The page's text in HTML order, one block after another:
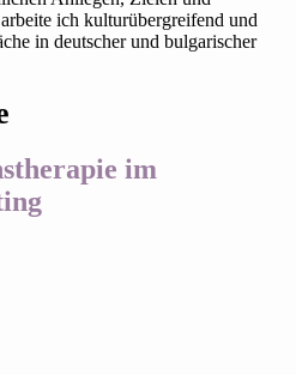
ich kulturübergreifend und
in deutscher und bulgarischer
im